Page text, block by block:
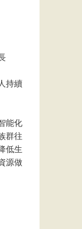
持續
能化
群往
低生
源做